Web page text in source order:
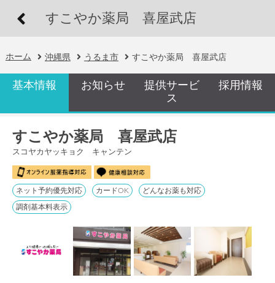
すこやか薬局 喜屋武店
ホーム 沖縄県 うるま市 すこやか薬局 喜屋武店
基本情報 お知らせ
提供サービ
ス
採用情報
すこやか薬局 喜屋武店
スコヤカヤッキョク キャンテン
ネット予約優先対応 カードOK どんなお薬も対応
調剤基本料表示